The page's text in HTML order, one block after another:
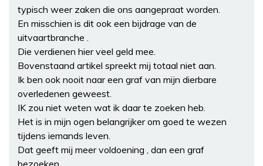
typisch weer zaken die ons aangepraat worden.
En misschien is dit ook een bijdrage van de
uitvaartbranche .
Die verdienen hier veel geld mee.
Bovenstaand artikel spreekt mij totaal niet aan.
Ik ben ook nooit naar een graf van mijn dierbare
overledenen geweest.
IK zou niet weten wat ik daar te zoeken heb.
Het is in mijn ogen belangrijker om goed te wezen
tijdens iemands leven.
Dat geeft mij meer voldoening , dan een graf
bezoeken.